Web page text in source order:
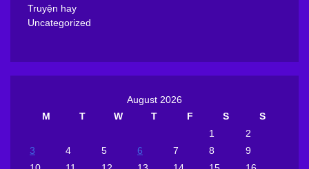
Truyện hay
Uncategorized
August 2026
M
T W T F S
S
1
2
3
4 5 6 7 8
9